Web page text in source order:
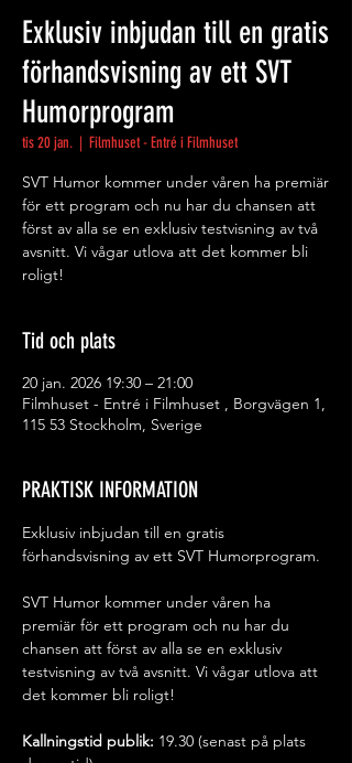
Exklusiv inbjudan till en gratis
förhandsvisning av ett SVT
Humorprogram
tis 20 jan.
  |
Filmhuset - Entré i Filmhuset
SVT Humor kommer under våren ha premiär
för ett program och nu har du chansen att
först av alla se en exklusiv testvisning av två
avsnitt. Vi vågar utlova att det kommer bli
roligt!
Tid och plats
20 jan. 2026 19:30 – 21:00
Filmhuset - Entré i Filmhuset , Borgvägen 1,
115 53 Stockholm, Sverige
PRAKTISK INFORMATION
Exklusiv inbjudan till en gratis
förhandsvisning av ett SVT Humorprogram.
SVT Humor kommer under våren ha
premiär för ett program och nu har du
chansen att först av alla se en exklusiv
testvisning av två avsnitt. Vi vågar utlova att
det kommer bli roligt!
Kallningstid publik: 19.30 (senast på plats